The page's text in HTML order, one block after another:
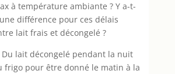
à température ambiante ? Y a-t-
différence pour ces délais
lait frais et décongelé ?
Du lait décongelé pendant la nuit
frigo pour être donné le matin à la